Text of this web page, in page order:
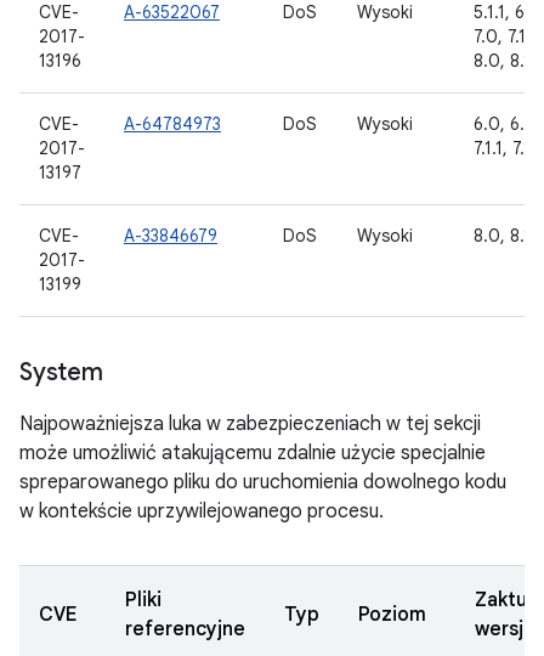
CVE-
2017-
13196
A-63522067 DoS Wysoki
5.1.1,
7.0,
8.0, 8.1
CVE-
2017-
13197
A-64784973 DoS Wysoki
6.0,
7.1.1,
CVE-
2017-
13199
A-33846679 DoS Wysoki 8.0, 8.1
System
Najpoważniejsza luka w zabezpieczeniach w tej sekcji
może umożliwić atakującemu zdalnie użycie specjalnie
spreparowanego pliku do uruchomienia dowolnego kodu
w kontekście uprzywilejowanego procesu.
CVE
Pliki
referencyjne
Typ Poziom
wersje